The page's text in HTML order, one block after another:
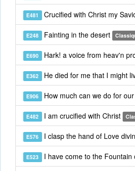
E481 Crucified with Christ my
E248 Fainting in the desert
E690 Hark! a voice from heav'n
E362 He died for me that I might
E906 How much can we do for
E482 I am crucified with Christ
E576 I clasp the hand of Love
E523 I have come to the Fountain